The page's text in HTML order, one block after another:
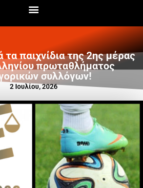
παιχνίδια της 2ης μέρας
πρωταθλήματος
συλλόγων!
2 Ιουλίου, 2026